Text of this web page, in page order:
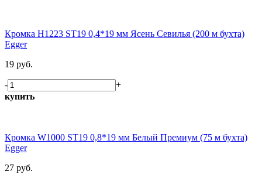
Кромка H1223 ST19 0,4*19 мм Ясень Севилья (200 м бухта)
Egger
19 руб.
-
+
купить
Кромка W1000 ST19 0,8*19 мм Белый Премиум (75 м бухта)
Egger
27 руб.